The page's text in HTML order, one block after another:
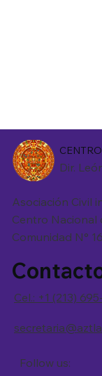
Dir.
Asociación Civil
Centro Nacional
Comunidad N°
Cel.: +1 (213)
Follow us: